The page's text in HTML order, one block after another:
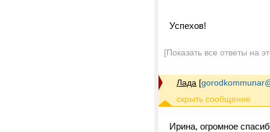
Успехов!
[Показать все ответы на
Лада [
Ирина, огромное